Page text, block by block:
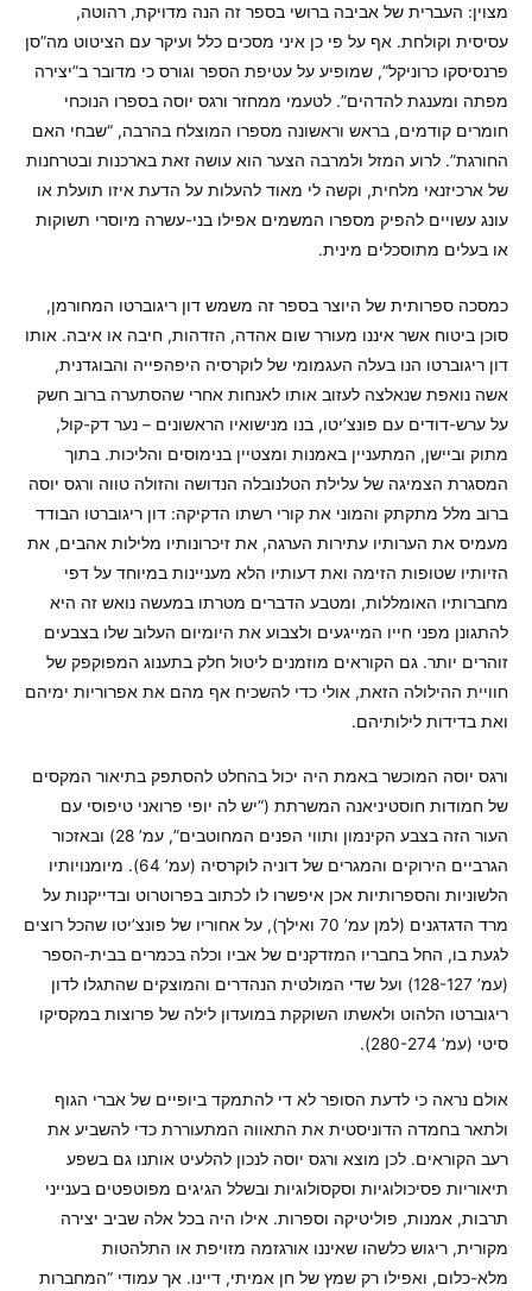
מצוין: העברית של אביבה ברושי בספר זה הנה מדויקת, רהוטה,
עסיסית וקולחת. אף על פי כן איני מסכים כלל ועיקר עם הציטוט מה”סן
פרנסיסקו כרוניקל”, שמופיע על עטיפת הספר וגורס כי מדובר ב”יצירה
מפתה ומענגת להדהים”. לטעמי ממחזר ורגס יוסה בספרו הנוכחי
חומרים קודמים, בראש וראשונה מספרו המוצלח בהרבה, “שבחי האם
החורגת”. לרוע המזל ולמרבה הצער הוא עושה זאת בארכנות ובטרחנות
של ארכיזנאי מלחית, וקשה לי מאוד להעלות על הדעת איזו תועלת או
עונג עשויים להפיק מספרו המשמים אפילו בני-עשרה מיוסרי תשוקות
או בעלים מתוסכלים מינית.
כמסכה ספרותית של היוצר בספר זה משמש דון ריגוברטו המחורמן,
סוכן ביטוח אשר איננו מעורר שום אהדה, הזדהות, חיבה או איבה. אותו
דון ריגוברטו הנו בעלה העגמומי של לוקרסיה היפהפייה והבוגדנית,
אשה נואפת שנאלצה לעזוב אותו לאנחות אחרי שהסתערה ברוב חשק
על ערש-דודים עם פונצ’יטו, בנו מנישואיו הראשונים – נער דק-קול,
מתוק וביישן, המתעניין באמנות ומצטיין בנימוסים והליכות. בתוך
המסגרת הצמיגה של עלילת הטלנובלה הנדושה והזולה טווה ורגס יוסה
ברוב מלל מתקתק והמוני את קורי רשתו הדקיקה: דון ריגוברטו הבודד
מעמיס את הערותיו עתירות הערגה, את זיכרונותיו מלילות אהבים, את
הזיותיו שטופות הזימה ואת דעותיו הלא מעניינות במיוחד על דפי
מחברותיו האומללות, ומטבע הדברים מטרתו במעשה נואש זה היא
להתגונן מפני חייו המייגעים ולצבוע את היומיום העלוב שלו בצבעים
זוהרים יותר. גם הקוראים מוזמנים ליטול חלק בתענוג המפוקפק של
חוויית ההילולה הזאת, אולי כדי להשכיח אף מהם את אפרוריות ימיהם
ואת בדידות לילותיהם.
ורגס יוסה המוכשר באמת היה יכול בהחלט להסתפק בתיאור המקסים
של חמודות חוסטיניאנה המשרתת (“יש לה יופי פרואני טיפוסי עם
העור הזה בצבע הקינמון ותווי הפנים המחוטבים”, עמ’ 28) ובאזכור
הגרביים הירוקים והמגרים של דוניה לוקרסיה (עמ’ 64). מיומנויותיו
הלשוניות והספרותיות אכן איפשרו לו לכתוב בפרוטרוט ובדייקנות על
מרד הדגדגנים (למן עמ’ 70 ואילך), על אחוריו של פונצ’יטו שהכל רוצים
לגעת בו, החל בחבריו המזדקנים של אביו וכלה בכמרים בבית-הספר
(עמ’ 128-127) ועל שדי המולטית הנהדרים והמוצקים שהתגלו לדון
ריגוברטו הלהוט ולאשתו השוקקת במועדון לילה של פרוצות במקסיקו
סיטי (עמ’ 280-274).
אולם נראה כי לדעת הסופר לא די להתמקד ביופיים של אברי הגוף
ולתאר בחמדה הדוניסטית את התאווה המתעוררת כדי להשביע את
רעב הקוראים. לכן מוצא ורגס יוסה לנכון להלעיט אותנו גם בשפע
תיאוריות פסיכולוגיות וסקסולוגיות ובשלל הגיגים מפוטפטים בענייני
תרבות, אמנות, פוליטיקה וספרות. אילו היה בכל אלה שביב יצירה
מקורית, ריגוש כלשהו שאיננו אורגזמה מזויפת או התלהטות
מלא-כלום, ואפילו רק שמץ של חן אמיתי, דיינו. אך עמודי “המחברות